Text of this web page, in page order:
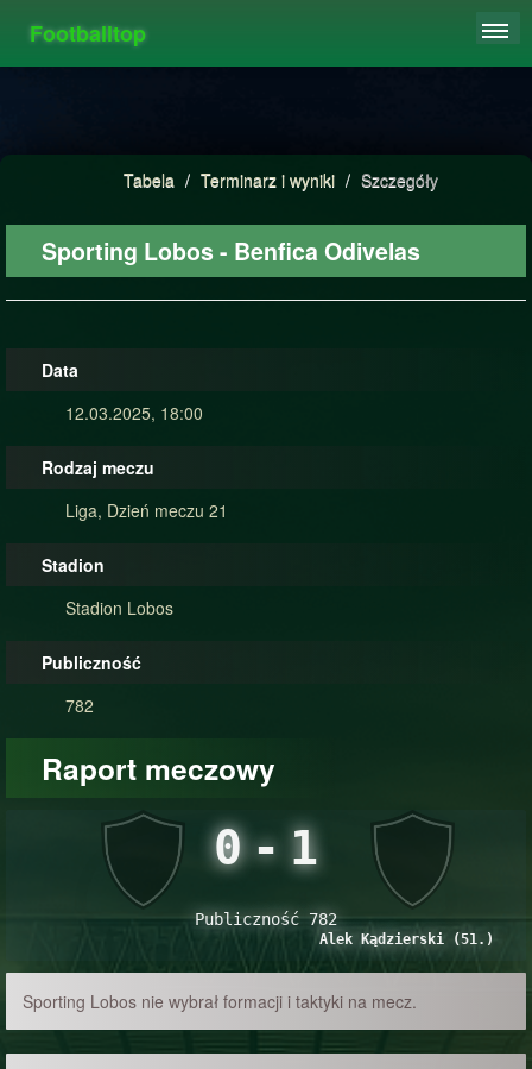
Footballtop
STATYSTYKI
Tabela / Terminarz i wyniki / Szczegóły
Sporting Lobos - Benfica Odivelas
Data
12.03.2025, 18:00
Rodzaj meczu
Liga, Dzień meczu 21
Stadion
Stadion Lobos
Publiczność
782
Raport meczowy
0- 1
Publiczność 782
Alek Kądzierski (51.)
Sporting Lobos nie wybrał formacji i taktyki na mecz.